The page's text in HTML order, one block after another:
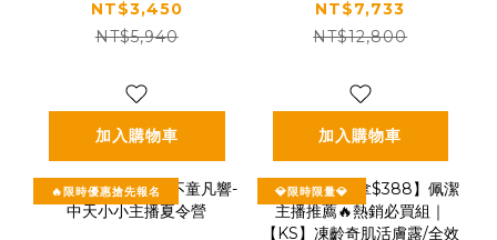
【太陽星】關鍵行
動益生菌(2.5g*30
NT$3,450
NT$5,940
加入購物車
蛋白胜肽｜【食技
研】德國專利膠原
包/盒，多規格)
NT$7,733
NT$12,800
加入購物車
🔥限時優惠搶先報名 💎限時限量💎